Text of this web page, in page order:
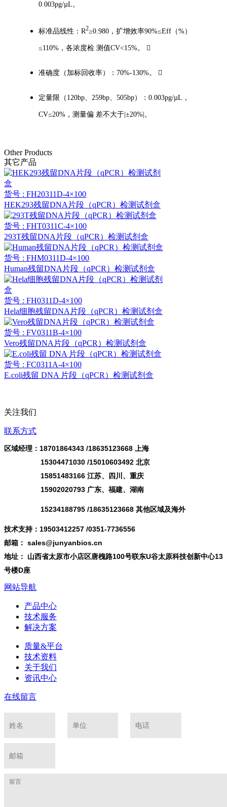
0.003pg/µL。
标准品线性：R2≥0.980，扩增效率90%≤Eff（%）
≤110%，各浓度检 测值CV<15%。 
准确度（加标回收率）：70%-130%。 
定量限（120bp、259bp、505bp）：0.003pg/µL，
CV≤20%，测量偏 差不大于|±20%|。
Other Products
其它产品
货号 : FH20311D-4×100
HEK293残留DNA片段（qPCR）检测试剂盒
货号 : FHT0311C-4×100
293T残留DNA片段（qPCR）检测试剂盒
货号 : FHM0311D-4×100
Human残留DNA片段（qPCR）检测试剂盒
货号 : FH0311D-4×100
Hela细胞残留DNA片段（qPCR）检测试剂盒
货号 : FV0311B-4×100
Vero残留DNA片段（qPCR）检测试剂盒
货号 : FC0311A-4×100
E.coli残留 DNA 片段（qPCR）检测试剂盒
关注我们
联系方式
区域经理：18701864343 /18635123668 上海
15304471030 /15010603492 北京
15851483166 江苏、四川、重庆
15902020793 广东、福建、湖南
15234188795 /18635123668 其他区域及海外
技术支持：19503412257 /0351-7736556
邮箱： sales@junyanbios.cn
地址： 山西省太原市小店区唐槐路100号联东U谷太原科技创新中心13
号楼D座
网站导航
产品中心
技术服务
解决方案
质量&平台
技术资料
关于我们
资讯中心
在线留言